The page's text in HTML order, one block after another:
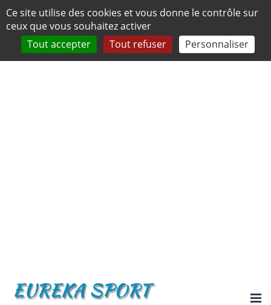
Panneau de gestion des cookies
Ce site utilise des cookies et vous donne le contrôle sur
ceux que vous souhaitez activer
Tout accepter
Tout refuser Personnaliser